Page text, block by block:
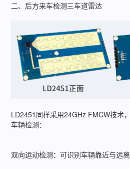
二、后方来车检测三车道雷达
LD2451同样采用24GHz FMCW技术
车辆检测：
双向运动检测：可识别车辆靠近与远